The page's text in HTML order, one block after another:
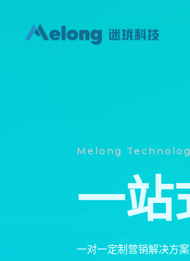
Melong
一站
一对一定制营销解决方